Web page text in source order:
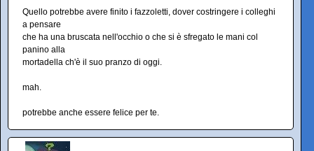
Quello potrebbe avere finito i fazzoletti, dover costringere i colleghi
a pensare
che ha una bruscata nell'occhio o che si è sfregato le mani col
panino alla
mortadella ch'è il suo pranzo di oggi.
mah.
potrebbe anche essere felice per te.